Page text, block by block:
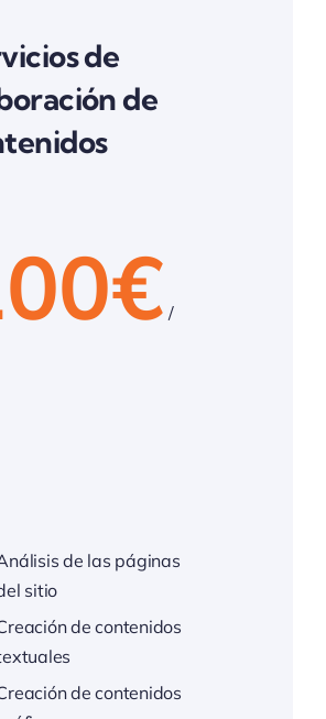
de
de
/
de las páginas
sitio
de contenidos
de contenidos